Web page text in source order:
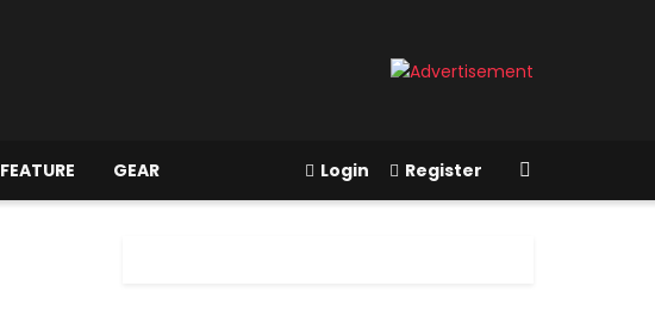
FEATURE GEAR Login Register